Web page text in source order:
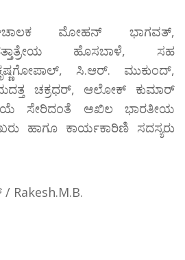
ಮೋಹನ್ ಭಾಗವತ್,
ಹೊಸಬಾಳೆ, ಸಹ
ಸಿ.ಆರ್. ಮುಕುಂದ್,
ಚಕ್ರಧರ್, ಆಲೋಕ್ ಕುಮಾರ್
ಸೇರಿದಂತೆ ಅಖಿಲ ಭಾರತೀಯ
ಹಾಗೂ ಕಾರ್ಯಕಾರಿಣಿ ಸದಸ್ಯರು
Rakesh.M.B.